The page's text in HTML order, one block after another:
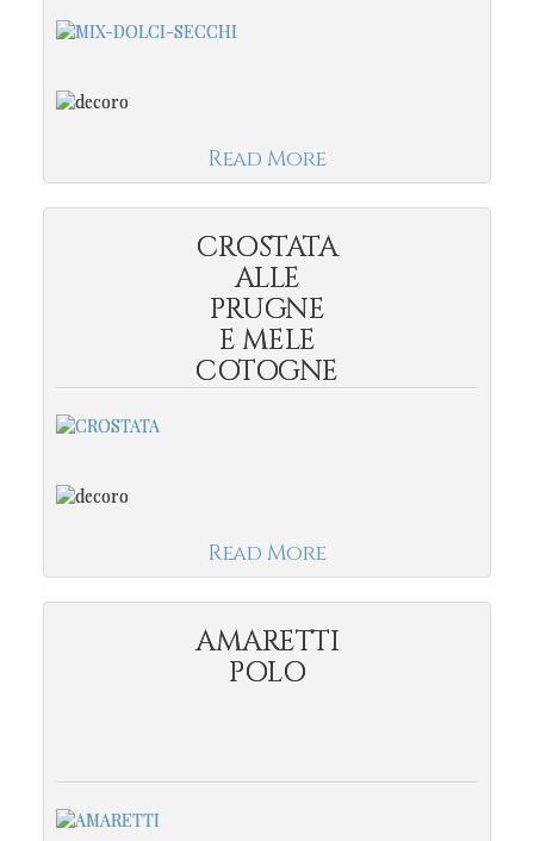
Read More
CROSTATA
ALLE
PRUGNE
E MELE
COTOGNE
Read More
AMARETTI
POLO